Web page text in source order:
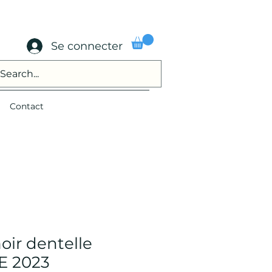
Se connecter
Contact
dentelle
2023